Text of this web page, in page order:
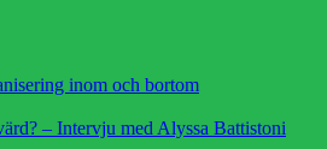
inom och bortom
– Intervju med Alyssa Battistoni